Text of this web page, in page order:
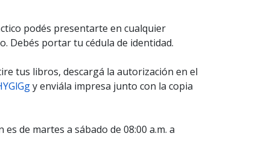
podés presentarte en cualquier
Debés portar tu cédula de identidad.
tus libros, descargá la autorización en el
y enviála impresa junto con la copia
de martes a sábado de 08:00 a.m. a